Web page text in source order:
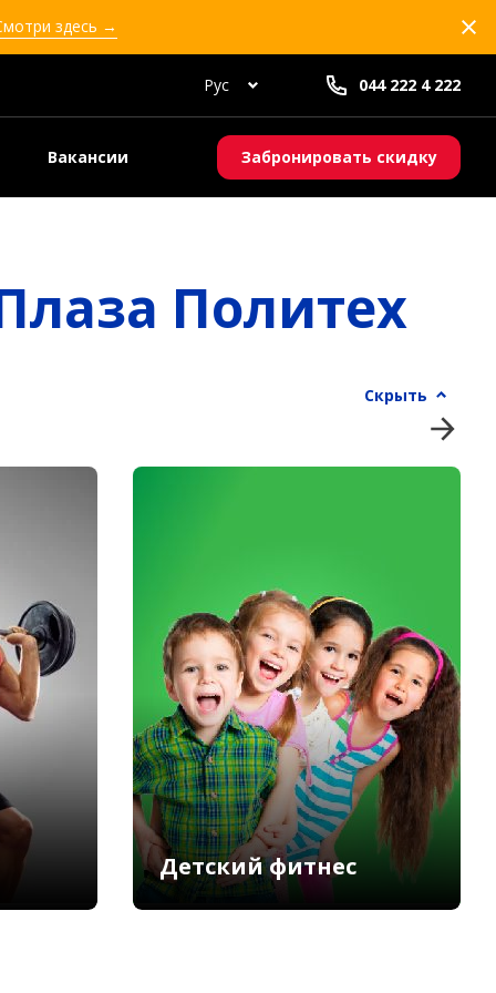
здесь →
Рус 044 222 4 222
Вакансии Забронировать скидку
Политех
Скрыть
Детский фитнес